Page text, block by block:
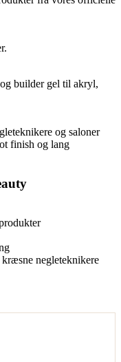
builder gel til akryl,
og saloner
finish og lang
negleteknikere